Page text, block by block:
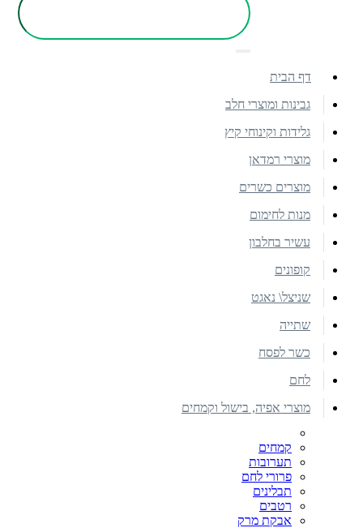
דף הבית
גבינות ומוצרי חלב
גלידות וקינוחי קיץ
מוצרי רמדאן
מוצרים כשרים
מנות לחימום
עשיר בחלבון
קופונים
שניצל\ נאגט
שתייה
כשר לפסח
לחם
מוצרי אפיה, בישול וקמחים
קמחים
תערובות
פרורי לחם
תבלינים
רטבים
אבקת מרק